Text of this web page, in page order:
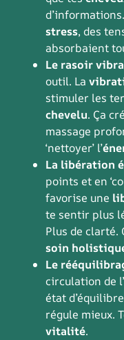
stress, des
absorbaient
Le rasoir
outil. La
stimuler les
chevelu. Ça
massage
‘nettoyer’ l’
La libération
points et en
favorise une
te sentir plus
Plus de clarté.
soin
Le
circulation de l’
état
régule mieux.
vitalité.